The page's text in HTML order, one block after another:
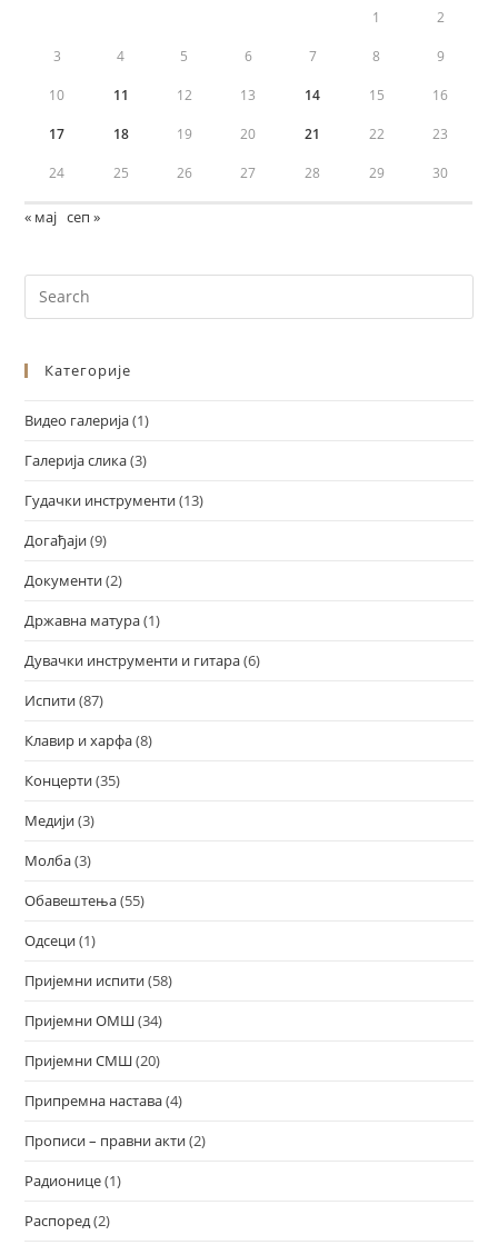
1 2
3 4 5 6 7 8 9
10 11 12 13 14 15 16
17 18 19 20 21 22 23
24 25 26 27 28 29 30
« мај сеп »
Категорије
Видео галерија(1)
Галерија слика(3)
Гудачки инструменти(13)
Догађаји(9)
Документи(2)
Државна матура(1)
Дувачки инструменти и гитара(6)
Испити(87)
Клавир и харфа(8)
Концерти(35)
Медији(3)
Молба(3)
Обавештења(55)
Одсеци(1)
Пријемни испити(58)
Пријемни ОМШ(34)
Пријемни СМШ(20)
Припремна настава(4)
Прописи – правни акти(2)
Радионице(1)
Распоред(2)